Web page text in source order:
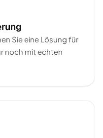
Sie eine Lösung für
noch mit echten